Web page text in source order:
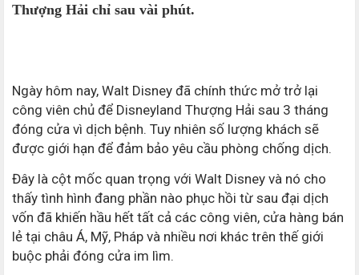
Thượng Hải chỉ sau vài phút.
Ngày hôm nay, Walt Disney đã chính thức mở trở lại
công viên chủ để Disneyland Thượng Hải sau 3 tháng
đóng cửa vì dịch bệnh. Tuy nhiên số lượng khách sẽ
được giới hạn để đảm bảo yêu cầu phòng chống dịch.
Đây là cột mốc quan trọng với Walt Disney và nó cho
thấy tình hình đang phần nào phục hồi từ sau đại dịch
vốn đã khiến hầu hết tất cả các công viên, cửa hàng bán
lẻ tại châu Á, Mỹ, Pháp và nhiều nơi khác trên thế giới
buộc phải đóng cửa im lìm.